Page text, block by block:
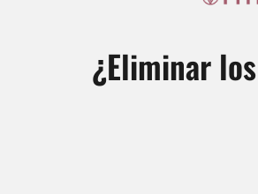
¿Eliminar